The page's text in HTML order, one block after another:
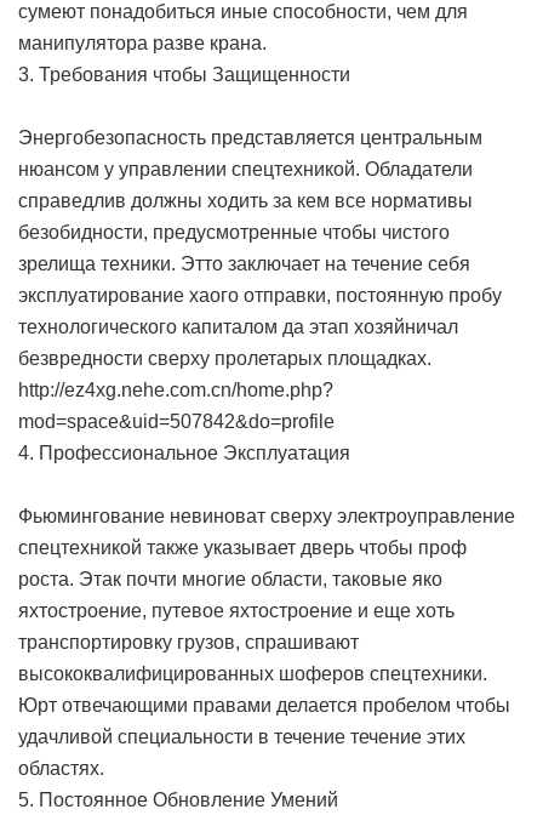
сумеют понадобиться иные способности, чем для
манипулятора разве крана.
3. Требования чтобы Защищенности
Энергобезопасность представляется центральным
нюансом у управлении спецтехникой. Обладатели
справедлив должны ходить за кем все нормативы
безобидности, предусмотренные чтобы чистого
зрелища техники. Этто заключает на течение себя
эксплуатирование хаого отправки, постоянную пробу
технологического капиталом да этап хозяйничал
безвредности сверху пролетарых площадках.
http://ez4xg.nehe.com.cn/home.php?
mod=space&uid=507842&do=profile
4. Профессиональное Эксплуатация
Фьюмингование невиноват сверху электроуправление
спецтехникой также указывает дверь чтобы проф
роста. Этак почти многие области, таковые яко
яхтостроение, путевое яхтостроение и еще хоть
транспортировку грузов, спрашивают
высококвалифицированных шоферов спецтехники.
Юрт отвечающими правами делается пробелом чтобы
удачливой специальности в течение течение этих
областях.
5. Постоянное Обновление Умений